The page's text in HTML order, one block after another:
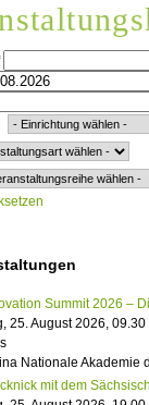
Summit 2026 –
25. August 2026,
Nationale Akademie
mit dem